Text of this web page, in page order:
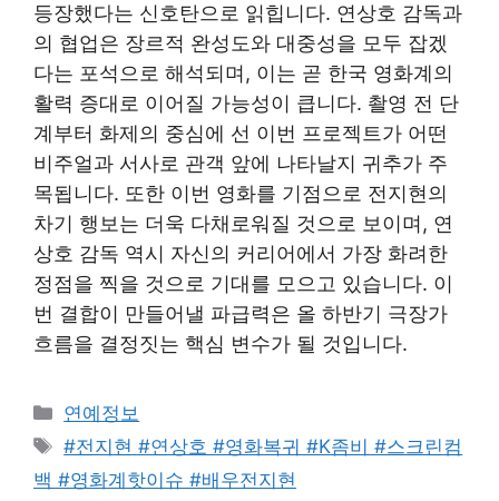
등장했다는 신호탄으로 읽힙니다. 연상호 감독과
의 협업은 장르적 완성도와 대중성을 모두 잡겠
다는 포석으로 해석되며, 이는 곧 한국 영화계의
활력 증대로 이어질 가능성이 큽니다. 촬영 전 단
계부터 화제의 중심에 선 이번 프로젝트가 어떤
비주얼과 서사로 관객 앞에 나타날지 귀추가 주
목됩니다. 또한 이번 영화를 기점으로 전지현의
차기 행보는 더욱 다채로워질 것으로 보이며, 연
상호 감독 역시 자신의 커리어에서 가장 화려한
정점을 찍을 것으로 기대를 모으고 있습니다. 이
번 결합이 만들어낼 파급력은 올 하반기 극장가
흐름을 결정짓는 핵심 변수가 될 것입니다.
Categories
연예정보
Tags
#전지현 #연상호 #영화복귀 #K좀비 #스크린컴
백 #영화계핫이슈 #배우전지현